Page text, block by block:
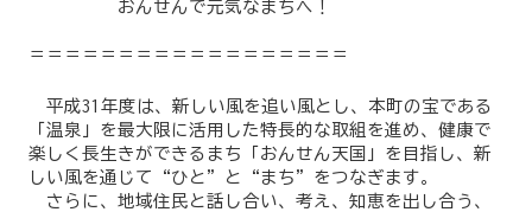
おんせんで元気なまちへ！
＝＝＝＝＝＝＝＝＝＝＝＝＝＝＝＝＝＝
平成31年度は、新しい風を追い風とし、本町の宝である
「温泉」を最大限に活用した特長的な取組を進め、健康で
楽しく長生きができるまち「おんせん天国」を目指し、新
しい風を通じて“ひと”と“まち”をつなぎます。
さらに、地域住民と話し合い、考え、知恵を出し合う、